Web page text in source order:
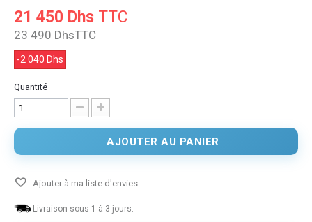
21 450 Dhs TTC
23 490 DhsTTC
-2 040 Dhs
Quantité
AJOUTER AU PANIER
Ajouter à ma liste d'envies
Livraison sous 1 à 3 jours.